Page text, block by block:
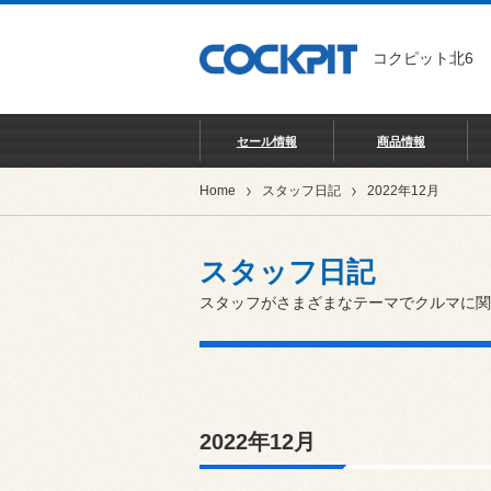
コクピット北6
セール情報 商品情報
Home スタッフ日記 2022年12月
スタッフ日記
スタッフがさまざまなテーマでクルマに
2022年12月